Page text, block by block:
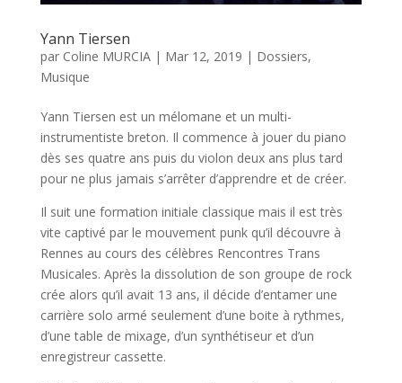
Yann Tiersen
par Coline MURCIA| Mar 12, 2019 | Dossiers,
Musique
Yann Tiersen est un mélomane et un multi-
instrumentiste breton. Il commence à jouer du piano
dès ses quatre ans puis du violon deux ans plus tard
pour ne plus jamais s’arrêter d’apprendre et de créer.
Il suit une formation initiale classique mais il est très
vite captivé par le mouvement punk qu’il découvre à
Rennes au cours des célèbres Rencontres Trans
Musicales. Après la dissolution de son groupe de rock
crée alors qu’il avait 13 ans, il décide d’entamer une
carrière solo armé seulement d’une boite à rythmes,
d’une table de mixage, d’un synthétiseur et d’un
enregistreur cassette.